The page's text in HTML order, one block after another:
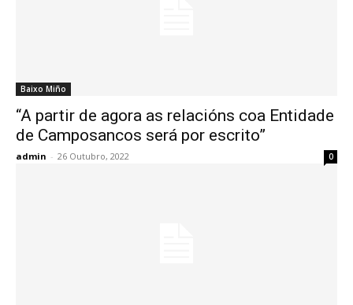
Baixo Miño
“A partir de agora as relacións coa Entidade
de Camposancos será por escrito”
admin - 26 Outubro, 2022 0